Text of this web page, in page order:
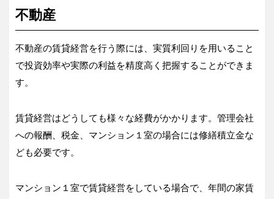
不動産
不動産の賃貸経営を行う際には、実質利回りを用いること
で投資効率や実際の利益を精度高く把握することができま
す。
賃貸経営はどうしても様々な経費がかかります。管理会社
への報酬、税金、マンション１室の場合には修繕積立金な
ども必要です。
マンション１室で賃貸経営をしている場合で、年間の家賃